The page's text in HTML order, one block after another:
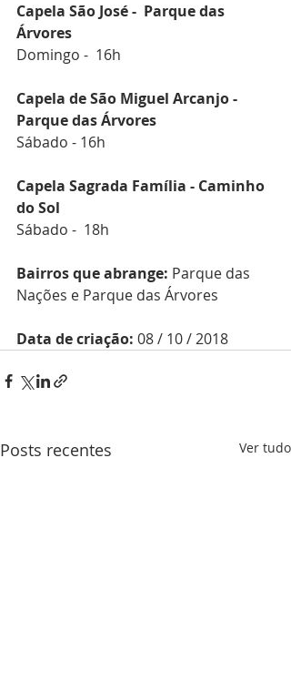
Capela São José -  Parque das
Árvores
Domingo -  16h
Capela de São Miguel Arcanjo -
Parque das Árvores
Sábado - 16h
Capela Sagrada Família - Caminho
do Sol
Sábado -  18h
Bairros que abrange: Parque das
Nações e Parque das Árvores
Data de criação: 08 / 10 / 2018
Posts recentes Ver tudo